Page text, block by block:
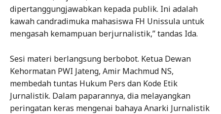
dipertanggungjawabkan kepada publik. Ini adalah
kawah candradimuka mahasiswa FH Unissula untuk
mengasah kemampuan berjurnalistik,” tandas Ida.
Sesi materi berlangsung berbobot. Ketua Dewan
Kehormatan PWI Jateng, Amir Machmud NS,
membedah tuntas Hukum Pers dan Kode Etik
Jurnalistik. Dalam paparannya, dia melayangkan
peringatan keras mengenai bahaya Anarki Jurnalistik